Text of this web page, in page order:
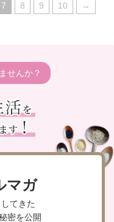
7 8 9 10 →
せんか？
マガ
てきた
密を公開